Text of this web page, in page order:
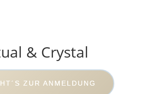
& Crystal
ZUR ANMELDUNG